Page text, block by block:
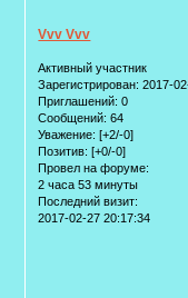
Vvv Vvv
Активный участник
Зарегистрирован: 2017-
Приглашений: 0
Сообщений: 64
Уважение: [+2/-0]
Позитив: [+0/-0]
Провел на форуме:
2 часа 53 минуты
Последний визит:
2017-02-27 20:17:34